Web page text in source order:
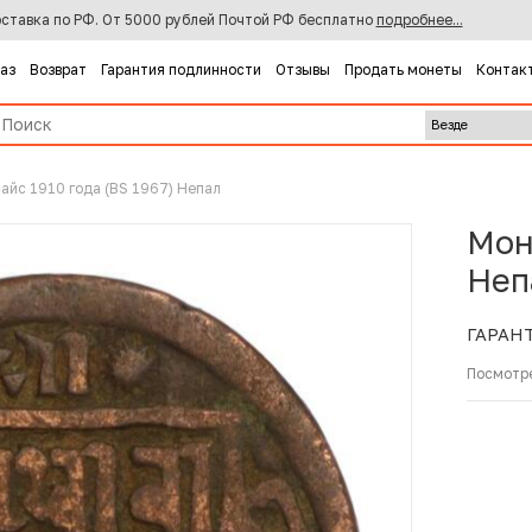
по РФ. От 5000 рублей Почтой РФ бесплатно подробнее...
Возврат Гарантия подлинности Отзывы Продать монеты
1910 года (BS 1967) Непал